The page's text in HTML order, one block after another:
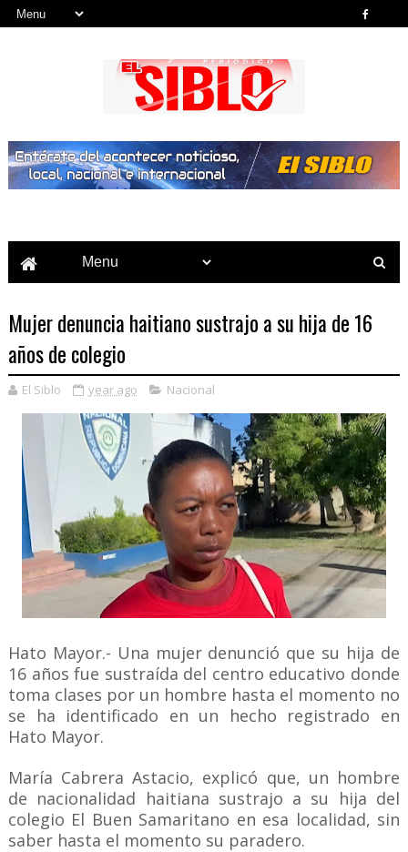
Mujer denuncia haitiano sustrajo a su hija de 16
años de colegio
El Siblo year ago Nacional
Hato Mayor.- Una mujer denunció que su hija de
16 años fue sustraída del centro educativo donde
toma clases por un hombre hasta el momento no
se ha identificado en un hecho registrado en
Hato Mayor.
María Cabrera Astacio, explicó que, un hombre
de nacionalidad haitiana sustrajo a su hija del
colegio El Buen Samaritano en esa localidad, sin
saber hasta el momento su paradero.